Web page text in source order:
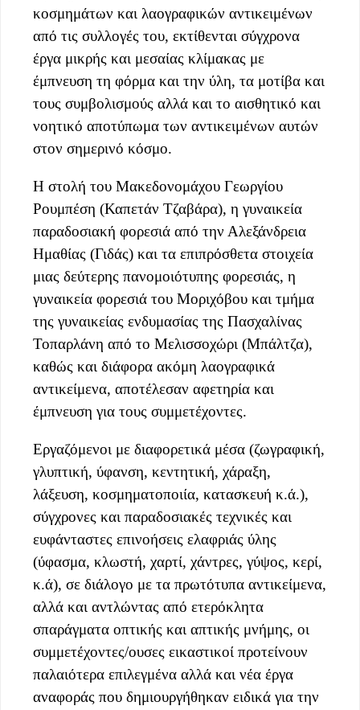
κοσμημάτων και λαογραφικών αντικειμένων
από τις συλλογές του, εκτίθενται σύγχρονα
έργα μικρής και μεσαίας κλίμακας με
έμπνευση τη φόρμα και την ύλη, τα μοτίβα και
τους συμβολισμούς αλλά και το αισθητικό και
νοητικό αποτύπωμα των αντικειμένων αυτών
στον σημερινό κόσμο.
Η στολή του Μακεδονομάχου Γεωργίου
Ρουμπέση (Καπετάν Τζαβάρα), η γυναικεία
παραδοσιακή φορεσιά από την Αλεξάνδρεια
Ημαθίας (Γιδάς) και τα επιπρόσθετα στοιχεία
μιας δεύτερης πανομοιότυπης φορεσιάς, η
γυναικεία φορεσιά του Μοριχόβου και τμήμα
της γυναικείας ενδυμασίας της Πασχαλίνας
Τοπαρλάνη από το Μελισσοχώρι (Μπάλτζα),
καθώς και διάφορα ακόμη λαογραφικά
αντικείμενα, αποτέλεσαν αφετηρία και
έμπνευση για τους συμμετέχοντες.
Εργαζόμενοι με διαφορετικά μέσα (ζωγραφική,
γλυπτική, ύφανση, κεντητική, χάραξη,
λάξευση, κοσμηματοποιία, κατασκευή κ.ά.),
σύγχρονες και παραδοσιακές τεχνικές και
ευφάνταστες επινοήσεις ελαφριάς ύλης
(ύφασμα, κλωστή, χαρτί, χάντρες, γύψος, κερί,
κ.ά), σε διάλογο με τα πρωτότυπα αντικείμενα,
αλλά και αντλώντας από ετερόκλητα
σπαράγματα οπτικής και απτικής μνήμης, οι
συμμετέχοντες/ουσες εικαστικοί προτείνουν
παλαιότερα επιλεγμένα αλλά και νέα έργα
αναφοράς που δημιουργήθηκαν ειδικά για την